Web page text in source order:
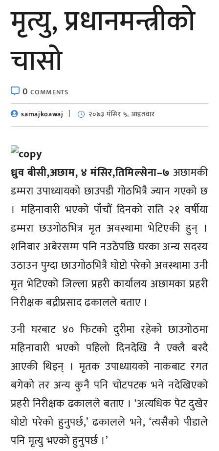
मृत्यु, प्रधानमन्त्रीको
चासो
0COMMENTS
samajkoawaj
२०७३ मंसिर ५, आइतवार
ध्रुव बीसी,अछाम, ४ मंसिर,तिमिल्सेना–७ अछामकी
डम्मरा उपाध्यायको छाउपडी गोठभित्रै ज्यान गएको छ
। महिनावारी भएको पाँचौं दिनको राति २१ वर्षीया
डम्मरा छउगोठभित्र मृत अवस्थामा भेटिएकी हुन् ।
शनिबार अबेरसम्म पनि नउठेपछि घरका अन्य सदस्य
उठाउन पुग्दा छाउगोठभित्रै घोप्टो परेको अवस्थामा उनी
मृत भेटिएको जिल्ला प्रहरी कार्यालय अछामका प्रहरी
निरीक्षक बद्रीप्रसाद ढकालले बताए ।
उनी घरबाट ४० फिटको दुरीमा रहेको छाउगोठमा
महिनावारी भएको पहिलो दिनदेखि नै एक्लै बस्दै
आएकी थिइन् । मृतक उपाध्यायको नाकबाट रगत
बगेको तर अन्य कुनै पनि चोटपटक भने नदेखिएको
प्रहरी निरीक्षक ढकालले बताए । ‘अत्यधिक पेट दुखेर
घोप्टो परेको हुनुपर्छ,’ ढकालले भने, ‘त्यसैको पीडाले
पनि मृत्यु भएको हुनुपर्छ ।’